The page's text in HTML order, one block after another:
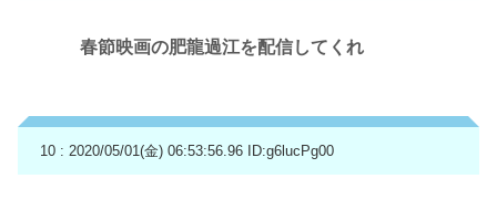
春節映画の肥龍過江を配信してくれ
10 : 2020/05/01(金) 06:53:56.96 ID:g6lucPg00